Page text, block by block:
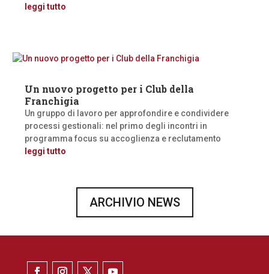
leggi tutto
Un nuovo progetto per i Club della
Franchigia
Un gruppo di lavoro per approfondire e condividere
processi gestionali: nel primo degli incontri in
programma focus su accoglienza e reclutamento
leggi tutto
ARCHIVIO NEWS